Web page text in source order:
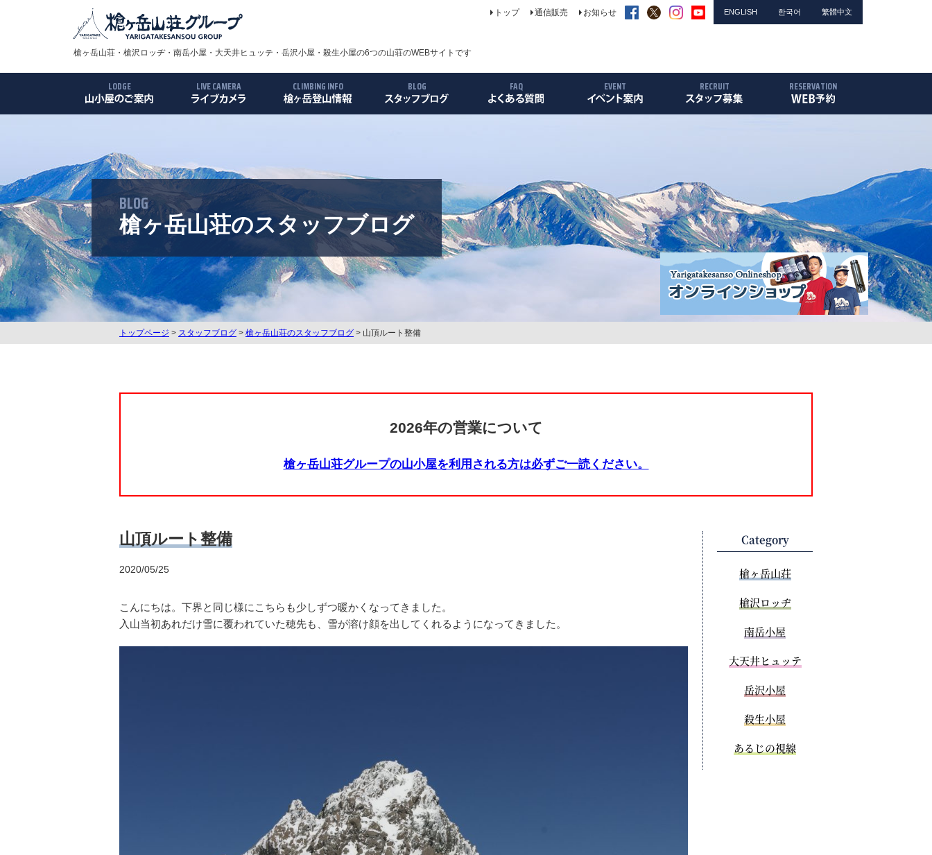
槍ヶ岳山荘・槍沢ロッヂ・南岳小屋・大天井ヒュッテ・岳沢小屋・殺生小屋の6つの山荘のWEBサイトです
トップ 通信販売 お知らせ ENGLISH 한국어 繁體中文
LODGE LIVE CAMERA CLIMBING INFO BLOG FAQ EVENT RECRUIT RESERVATION
BLOG
槍ヶ岳山荘のスタッフブログ
トップページ > スタッフブログ > 槍ヶ岳山荘のスタッフブログ > 山頂ルート整備
2026年の営業について
槍ヶ岳山荘グループの山小屋を利用される方は必ずご一読ください。
山頂ルート整備
2020/05/25
こんにちは。下界と同じ様にこちらも少しずつ暖かくなってきました。
入山当初あれだけ雪に覆われていた穂先も、雪が溶け顔を出してくれるようになってきました。
Category
槍ヶ岳山荘
槍沢ロッヂ
南岳小屋
大天井ヒュッテ
岳沢小屋
殺生小屋
あるじの視線